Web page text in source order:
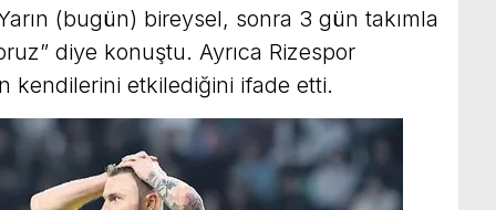
(bugün) bireysel, sonra 3 gün takımla
diye konuştu. Ayrıca Rizespor
kendilerini etkilediğini ifade etti.